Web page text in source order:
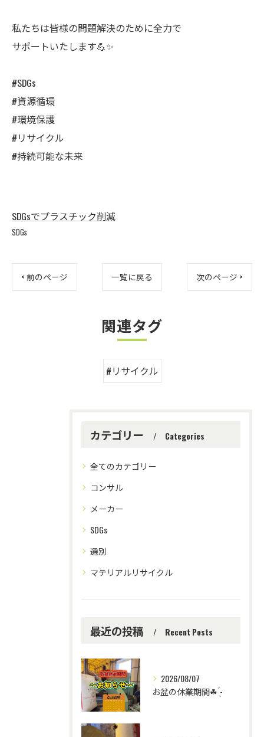
私たちは皆様の問題解決のために全力で
サポートいたします💪✨
#SDGs
#資源循環
#環境保護
#リサイクル
#持続可能な未来
SDGsでプラスチック削減
SDGs
< 前のページ 一覧に戻る 次のページ >
関連タグ
#リサイクル
カテゴリー Categories
全てのカテゴリー
コンサル
メーカー
SDGs
選別
マテリアルリサイクル
最近の投稿 Recent Posts
2026/08/07
お盆の休業期間☘ ̖́-